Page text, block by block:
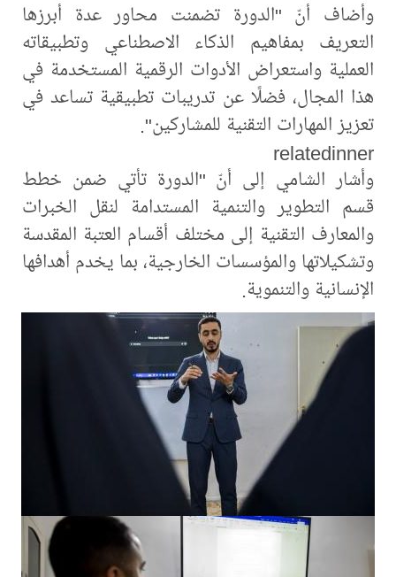
وأضاف أنّ "الدورة تضمنت محاور عدة أبرزها
التعريف بمفاهيم الذكاء الاصطناعي وتطبيقاته
العملية واستعراض الأدوات الرقمية المستخدمة في
هذا المجال، فضلًا عن تدريبات تطبيقية تساعد في
تعزيز المهارات التقنية للمشاركين".
relatedinner
وأشار الشامي إلى أنّ "الدورة تأتي ضمن خطط
قسم التطوير والتنمية المستدامة لنقل الخبرات
والمعارف التقنية إلى مختلف أقسام العتبة المقدسة
وتشكيلاتها والمؤسسات الخارجية، بما يخدم أهدافها
الإنسانية والتنموية.